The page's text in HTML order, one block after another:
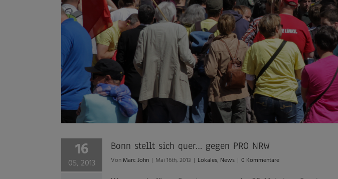
16
05, 2013
Bonn stellt sich quer… gegen PRO NRW
Von Marc John | Mai 16th, 2013 | Lokales, News | 0 Kommentare